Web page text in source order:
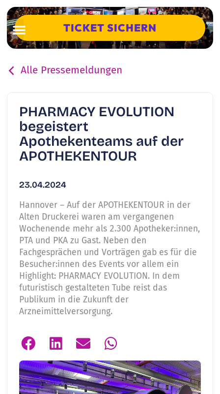
TICKET SICHERN
Alle Pressemeldungen
PHARMACY EVOLUTION
begeistert
Apothekenteams auf der
APOTHEKENTOUR
23.04.2024
Hannover – Auf der APOTHEKENTOUR in der
Alten Druckerei waren am vergangenen
Wochenende mehr als 2.300 Apotheker:innen,
PTA und PKA zu Gast. Neben den
Fachgesprächen und Vorträgen gab es für die
Besucher:innen des Events vor allem ein
Highlight: PHARMACY EVOLUTION. In dem
futuristisch gestalteten Tube reist das
Publikum in die Zukunft der
Arzneimittelversorgung.